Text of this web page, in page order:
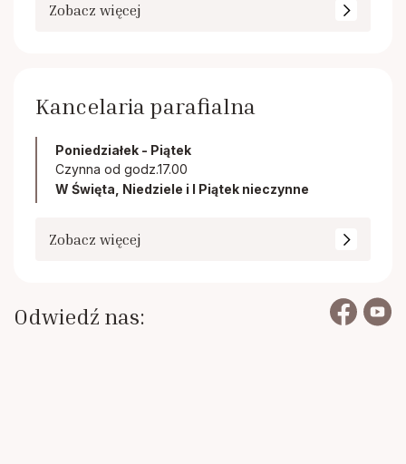
Zobacz więcej
Kancelaria parafialna
Poniedziałek - Piątek
Czynna od godz.17.00
W Święta, Niedziele i I Piątek nieczynne
Zobacz więcej
Odwiedź nas: